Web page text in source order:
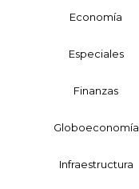
Economía
Especiales
Finanzas
Globoeconomía
Infraestructura